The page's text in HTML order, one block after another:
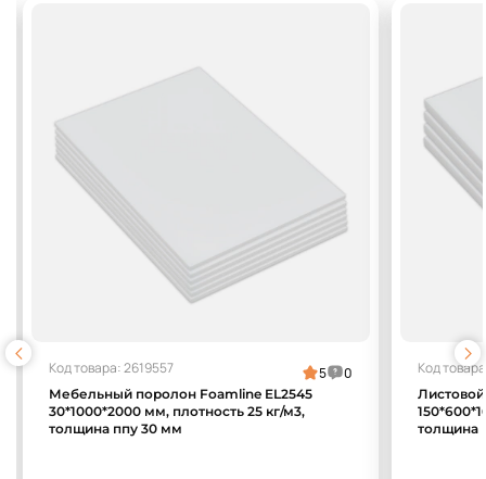
Код товара: 2619557 5 0
Мебельный поролон Foamline EL2545
30*1000*2000 мм, плотность 25 кг/м3,
толщина ппу 30 мм
Код
толщина